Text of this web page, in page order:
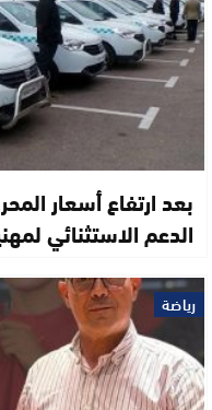
بعد ارتفاع أسعار
الدعم الاستثنائي
رياضة